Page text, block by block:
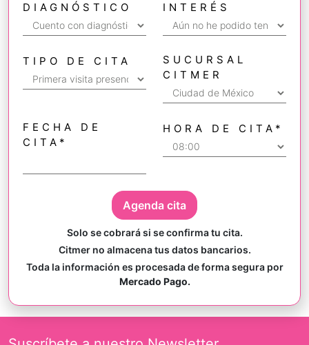
DIAGNÓSTICO INTERÉS
TIPO DE CITA
SUCURSAL
CITMER
FECHA DE
CITA *
HORA DE CITA *
Agenda cita
Solo se cobrará si se confirma tu cita.
Citmer no almacena tus datos bancarios.
Toda la información es procesada de forma segura por
Mercado Pago.